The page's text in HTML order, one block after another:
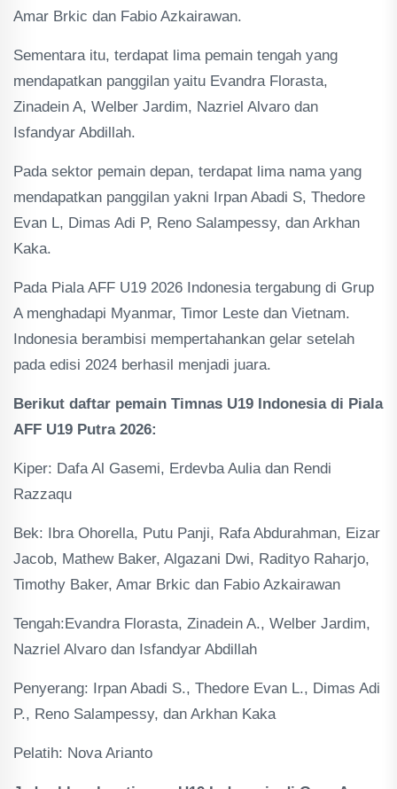
Amar Brkic dan Fabio Azkairawan.
Sementara itu, terdapat lima pemain tengah yang
mendapatkan panggilan yaitu Evandra Florasta,
Zinadein A, Welber Jardim, Nazriel Alvaro dan
Isfandyar Abdillah.
Pada sektor pemain depan, terdapat lima nama yang
mendapatkan panggilan yakni Irpan Abadi S, Thedore
Evan L, Dimas Adi P, Reno Salampessy, dan Arkhan
Kaka.
Pada Piala AFF U19 2026 Indonesia tergabung di Grup
A menghadapi Myanmar, Timor Leste dan Vietnam.
Indonesia berambisi mempertahankan gelar setelah
pada edisi 2024 berhasil menjadi juara.
Berikut daftar pemain Timnas U19 Indonesia di Piala
AFF U19 Putra 2026:
Kiper: Dafa Al Gasemi, Erdevba Aulia dan Rendi
Razzaqu
Bek: Ibra Ohorella, Putu Panji, Rafa Abdurahman, Eizar
Jacob, Mathew Baker, Algazani Dwi, Radityo Raharjo,
Timothy Baker, Amar Brkic dan Fabio Azkairawan
Tengah:Evandra Florasta, Zinadein A., Welber Jardim,
Nazriel Alvaro dan Isfandyar Abdillah
Penyerang: Irpan Abadi S., Thedore Evan L., Dimas Adi
P., Reno Salampessy, dan Arkhan Kaka
Pelatih: Nova Arianto